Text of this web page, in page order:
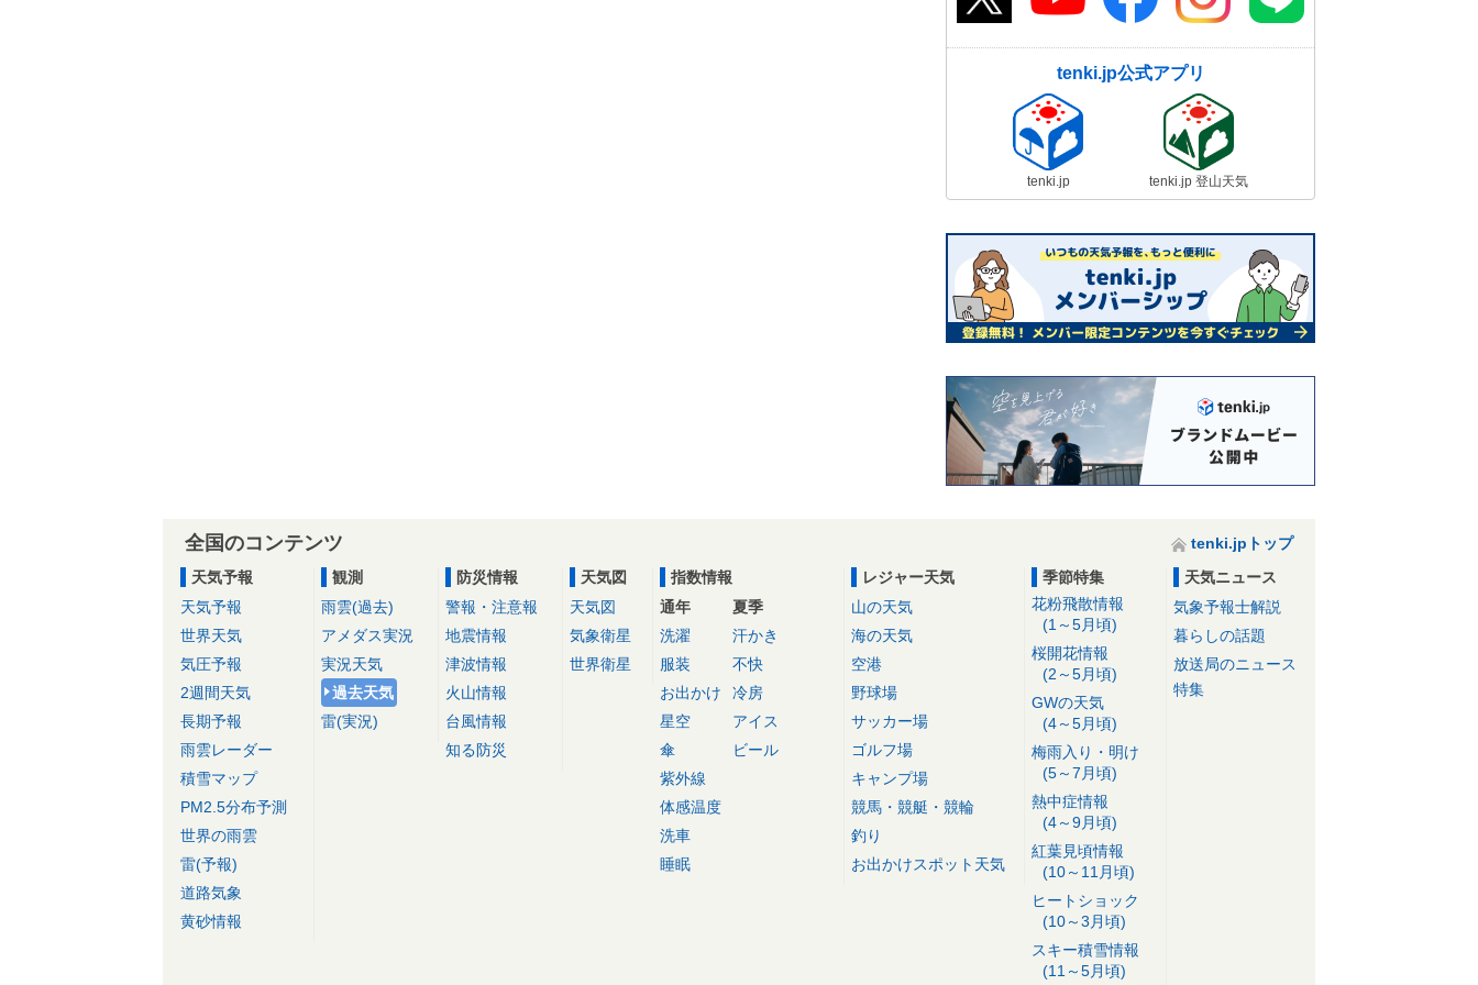
tenki.jp公式アプリ
tenki.jp tenki.jp 登山天気
全国のコンテンツ
tenki.jpトップ
天気予報
天気予報
世界天気
気圧予報
2週間天気
長期予報
雨雲レーダー
積雪マップ
PM2.5分布予測
世界の雨雲
雷(予報)
道路気象
黄砂情報
観測
雨雲(過去)
アメダス実況
実況天気
過去天気
雷(実況)
防災情報
警報・注意報
地震情報
津波情報
火山情報
台風情報
知る防災
天気図
天気図
気象衛星
世界衛星
指数情報
通年
洗濯
服装
お出かけ
星空
傘
紫外線
体感温度
洗車
睡眠
夏季
汗かき
不快
冷房
アイス
ビール
レジャー天気
山の天気
海の天気
空港
野球場
サッカー場
ゴルフ場
キャンプ場
競馬・競艇・競輪
釣り
お出かけスポット天気
季節特集
花粉飛散情報
(1～5月頃)
桜開花情報
(2～5月頃)
GWの天気
(4～5月頃)
梅雨入り・明け
(5～7月頃)
熱中症情報
(4～9月頃)
紅葉見頃情報
(10～11月頃)
ヒートショック
(10～3月頃)
スキー積雪情報
(11～5月頃)
天気ニュース
気象予報士解説
暮らしの話題
放送局のニュース
特集